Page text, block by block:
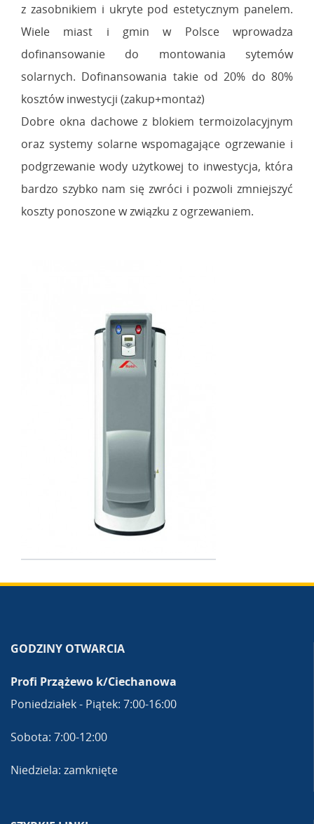
z zasobnikiem i ukryte pod estetycznym panelem.
Wiele miast i gmin w Polsce wprowadza
dofinansowanie do montowania sytemów
solarnych. Dofinansowania takie od 20% do 80%
kosztów inwestycji (zakup+montaż)
Dobre okna dachowe z blokiem termoizolacyjnym
oraz systemy solarne wspomagające ogrzewanie i
podgrzewanie wody użytkowej to inwestycja, która
bardzo szybko nam się zwróci i pozwoli zmniejszyć
koszty ponoszone w związku z ogrzewaniem.
GODZINY OTWARCIA
Profi Przążewo k/Ciechanowa
Poniedziałek - Piątek: 7:00-16:00
Sobota: 7:00-12:00
Niedziela: zamknięte